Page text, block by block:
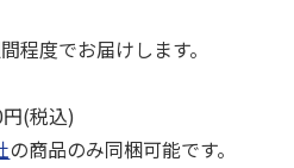
度でお届けします。
(税込)
の商品のみ同梱可能です。